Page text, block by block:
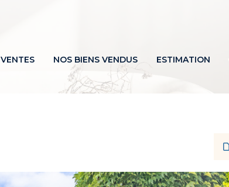
VENTES NOS BIENS VENDUS ESTIMATION